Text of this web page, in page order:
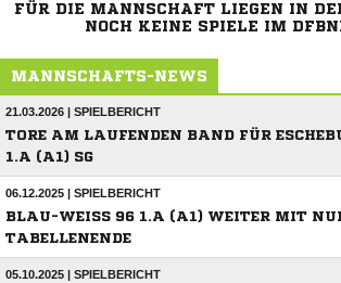
FÜR DIE MANNSCHAFT LIEGEN IN
NOCH KEINE SPIELE IM
MANNSCHAFTS-NEWS
21.03.2026 | SPIELBERICHT
TORE AM LAUFENDEN BAND FÜR
1.A (A1) SG
06.12.2025 | SPIELBERICHT
BLAU-WEISS 96 1.A (A1) WEITER MIT
ABELLENENDE
05.10.2025 | SPIELBERICHT